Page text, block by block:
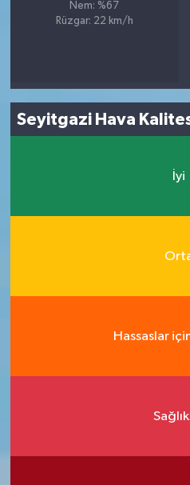
Nem: %67
Rüzgar: 22 km/h
Seyitgazi Hava
İyi
Hassaslar